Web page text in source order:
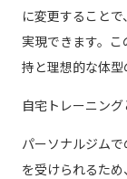
に変更すること
実現できます。
持と理想的な体型
自宅トレーニン
パーソナルジム
を受けられるた